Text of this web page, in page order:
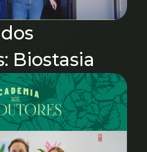
Biostasia